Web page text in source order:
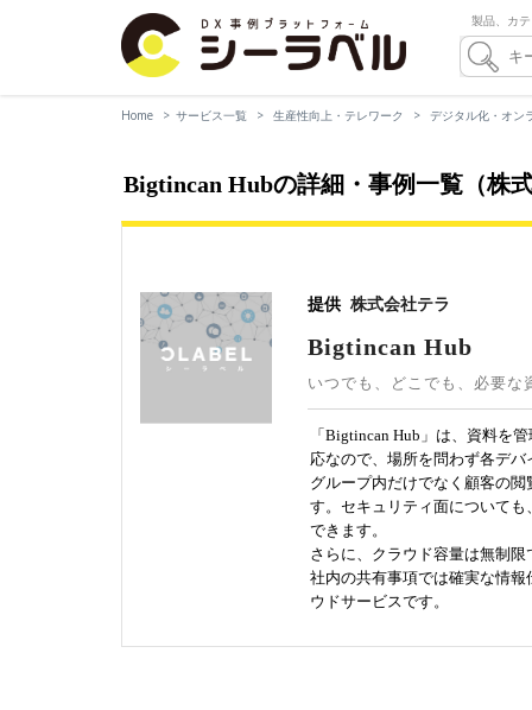
製品、カ
Home サービス一覧 生産性向上・テレワーク デジタル化・オン
Bigtincan Hubの詳細・事例一覧（株
提供 株式会社テラ
Bigtincan Hub
いつでも、どこでも、必要な
「Bigtincan Hub」は、資料を
応なので、場所を問わず各デ
グループ内だけでなく顧客の
す。セキュリティ面について
できます。
さらに、クラウド容量は無制
社内の共有事項では確実な情
ウドサービスです。